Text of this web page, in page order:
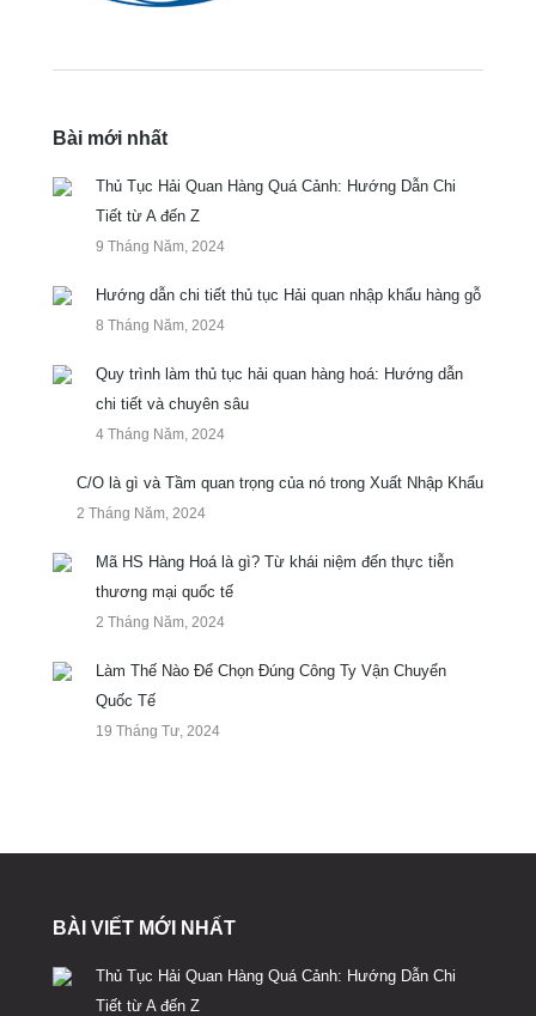
Bài mới nhất
Thủ Tục Hải Quan Hàng Quá Cảnh: Hướng Dẫn Chi
Tiết từ A đến Z
9 Tháng Năm, 2024
Hướng dẫn chi tiết thủ tục Hải quan nhập khẩu hàng gỗ
8 Tháng Năm, 2024
Quy trình làm thủ tục hải quan hàng hoá: Hướng dẫn
chi tiết và chuyên sâu
4 Tháng Năm, 2024
C/O là gì và Tầm quan trọng của nó trong Xuất Nhập Khẩu
2 Tháng Năm, 2024
Mã HS Hàng Hoá là gì? Từ khái niệm đến thực tiễn
thương mại quốc tế
2 Tháng Năm, 2024
Làm Thế Nào Để Chọn Đúng Công Ty Vận Chuyển
Quốc Tế
19 Tháng Tư, 2024
BÀI VIẾT MỚI NHẤT
Thủ Tục Hải Quan Hàng Quá Cảnh: Hướng Dẫn Chi
Tiết từ A đến Z